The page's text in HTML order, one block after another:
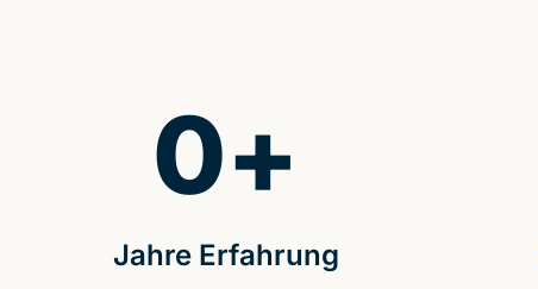
Jahre Erfahrung
0+